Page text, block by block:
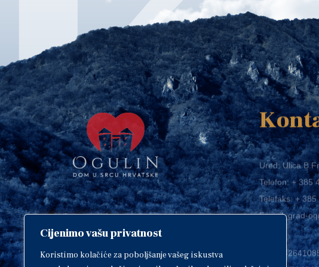
Cijenimo vašu privatnost
Koristimo kolačiće za poboljšanje vašeg iskustva
Copyright © 2018. Grad Ogulin,
sva prava pridržana.
Ured: Ulica
Telefon:+ 385
Telefaks:+
E-mail:grad-
OIB:
IBAN: